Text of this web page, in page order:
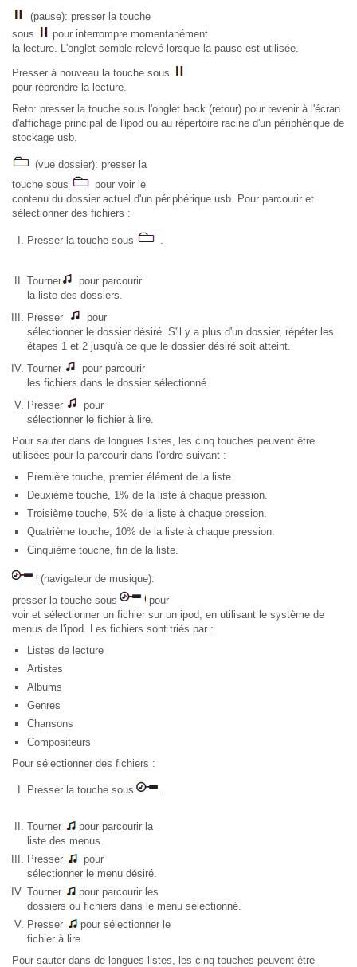
(pause): presser la touche
sous
pour interrompre momentanément
la lecture. L'onglet semble relevé lorsque la pause est utilisée.
Presser à nouveau la touche sous
pour reprendre la lecture.
Reto: presser la touche sous l'onglet back (retour) pour revenir à l'écran
d'affichage principal de l'ipod ou au répertoire racine d'un périphérique de
stockage usb.
(vue dossier): presser la
touche sous
pour voir le
contenu du dossier actuel d'un périphérique usb. Pour parcourir et
sélectionner des fichiers :
Presser la touche sous
Tourner
pour parcourir
la liste des dossiers.
Presser
pour
sélectionner le dossier désiré. S'il y a plus d'un dossier, répéter les
étapes 1 et 2 jusqu'à ce que le dossier désiré soit atteint.
Tourner
pour parcourir
les fichiers dans le dossier sélectionné.
Presser
pour
sélectionner le fichier à lire.
Pour sauter dans de longues listes, les cinq touches peuvent être
utilisées pour la parcourir dans l'ordre suivant :
Première touche, premier élément de la liste.
Deuxième touche, 1% de la liste à chaque pression.
Troisième touche, 5% de la liste à chaque pression.
Quatrième touche, 10% de la liste à chaque pression.
Cinquième touche, fin de la liste.
(navigateur de musique):
presser la touche sous
pour
voir et sélectionner un fichier sur un ipod, en utilisant le système de
menus de l'ipod. Les fichiers sont triés par :
Listes de lecture
Artistes
Albums
Genres
Chansons
Compositeurs
Pour sélectionner des fichiers :
Presser la touche sous
Tourner
pour parcourir la
liste des menus.
Presser
pour
sélectionner le menu désiré.
Tourner
pour parcourir les
dossiers ou fichiers dans le menu sélectionné.
Presser
pour sélectionner le
fichier à lire.
Pour sauter dans de longues listes, les cinq touches peuvent être